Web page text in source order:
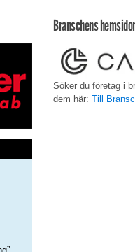
Branschens hemsidor
Söker du företag i
dem här: Till